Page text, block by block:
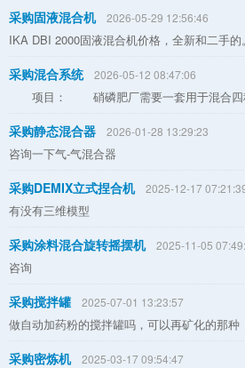
采购固液混合机 2026-05-29 12:56:46
IKA DBI 2000固液混合机价格，全新和二手的。
采购混合系统 2026-05-12 08:47:06
项目： 硝磷肥厂需要一套用于混合四
采购静态混合器 2026-01-28 13:29:23
咨询一下气-气混合器
采购DEMIX立式捏合机 2025-12-17
有没有三维模型
采购涂料混合旋转摇摆机 2025-11-05
咨询
采购搅拌罐 2025-07-01 13:23:57
做自动加药粉的搅拌罐吗，可以再矿化的那种
采购密炼机 2025-03-17 09:54:47